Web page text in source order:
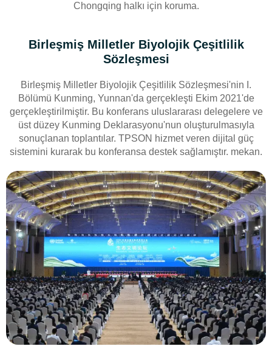
Chongqing halkı için koruma.
Birleşmiş Milletler Biyolojik Çeşitlilik
Sözleşmesi
Birleşmiş Milletler Biyolojik Çeşitlilik Sözleşmesi'nin I.
Bölümü Kunming, Yunnan'da gerçekleşti Ekim 2021'de
gerçekleştirilmiştir. Bu konferans uluslararası delegelere ve
üst düzey Kunming Deklarasyonu'nun oluşturulmasıyla
sonuçlanan toplantılar. TPSON hizmet veren dijital güç
sistemini kurarak bu konferansa destek sağlamıştır. mekan.